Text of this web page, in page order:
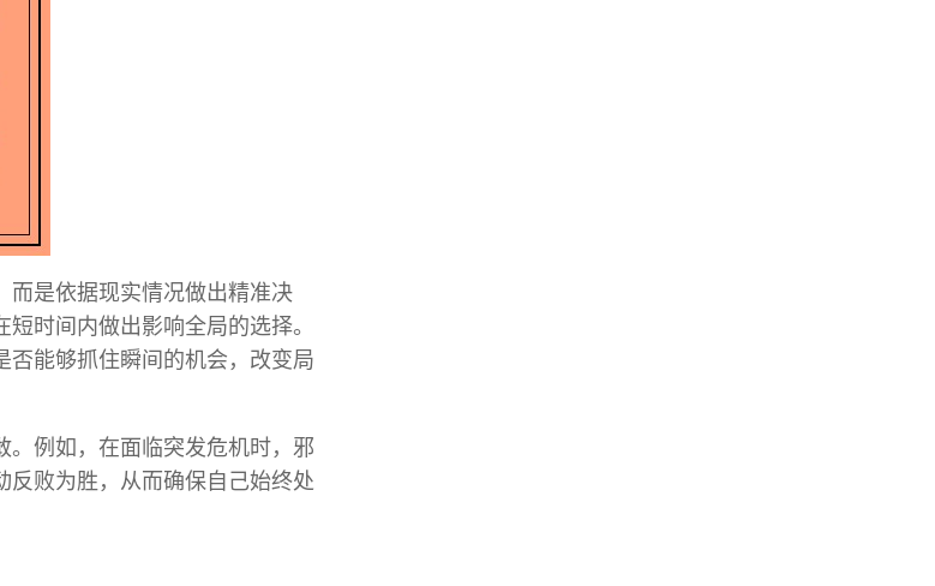
而是依据现实情况做出精准决
时间内做出影响全局的选择。
能够抓住瞬间的机会，改变局
例如，在面临突发危机时，邪
败为胜，从而确保自己始终处